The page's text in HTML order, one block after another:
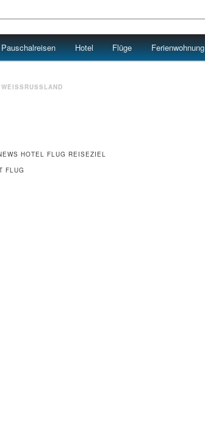
content
content
Pauschalreisen Hotel Flüge Ferienwohnung
WEISSRUSSLAND
HOTEL FLUG REISEZIEL
FLUG